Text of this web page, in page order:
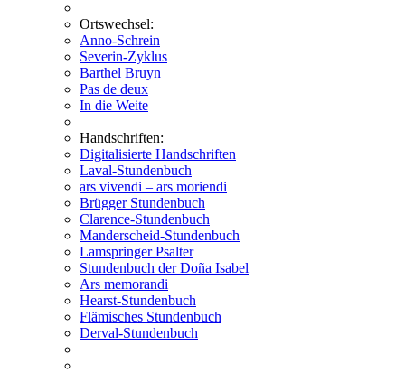
Ortswechsel:
Anno-Schrein
Severin-Zyklus
Barthel Bruyn
Pas de deux
In die Weite
Handschriften:
Digitalisierte Handschriften
Laval-Stundenbuch
ars vivendi – ars moriendi
Brügger Stundenbuch
Clarence-Stundenbuch
Manderscheid-Stundenbuch
Lamspringer Psalter
Stundenbuch der Doña Isabel
Ars memorandi
Hearst-Stundenbuch
Flämisches Stundenbuch
Derval-Stundenbuch